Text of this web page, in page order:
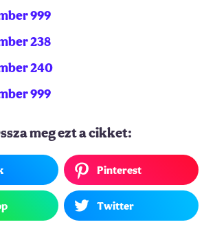
999
238
240
999
meg ezt a cikket:
Pinterest
Twitter